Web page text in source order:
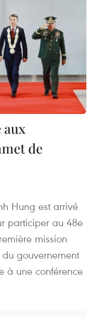
aux
de
Hung est arrivé
participer au 48e
mission
gouvernement
à une conférence